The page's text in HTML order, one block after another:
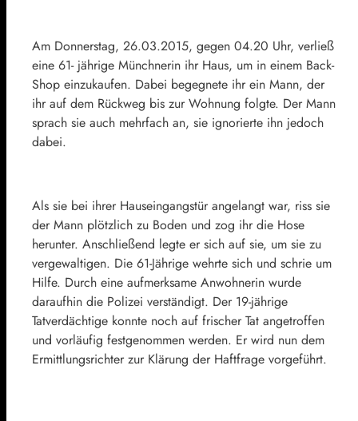
Am Donnerstag, 26.03.2015, gegen 04.20 Uhr, verließ
eine 61- jährige Münchnerin ihr Haus, um in einem Back-
Shop einzukaufen. Dabei begegnete ihr ein Mann, der
ihr auf dem Rückweg bis zur Wohnung folgte. Der Mann
sprach sie auch mehrfach an, sie ignorierte ihn jedoch
dabei.
Als sie bei ihrer Hauseingangstür angelangt war, riss sie
der Mann plötzlich zu Boden und zog ihr die Hose
herunter. Anschließend legte er sich auf sie, um sie zu
vergewaltigen. Die 61-Jährige wehrte sich und schrie um
Hilfe. Durch eine aufmerksame Anwohnerin wurde
daraufhin die Polizei verständigt. Der 19-jährige
Tatverdächtige konnte noch auf frischer Tat angetroffen
und vorläufig festgenommen werden. Er wird nun dem
Ermittlungsrichter zur Klärung der Haftfrage vorgeführt.